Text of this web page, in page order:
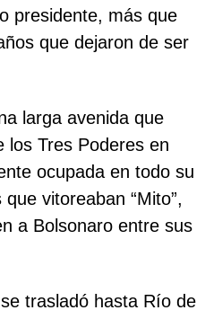
presidente, más que
que dejaron de ser
larga avenida que
los Tres Poderes en
ocupada en todo su
vitoreaban “Mito”,
a Bolsonaro entre sus
trasladó hasta Río de